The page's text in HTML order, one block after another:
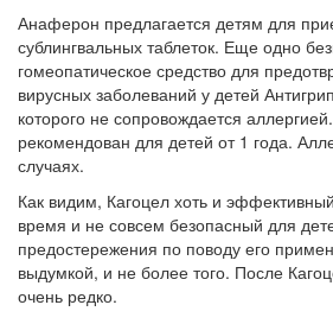
Анаферон предлагается детям для
сублингвальных таблеток. Еще одно
гомеопатическое средство для
вирусных заболеваний у детей
которого не сопровождается
рекомендован для детей от 1 года.
случаях.
Как видим, Кагоцел хоть и
время и не совсем безопасный для
предостережения по поводу его
выдумкой, и не более того. После
очень редко.